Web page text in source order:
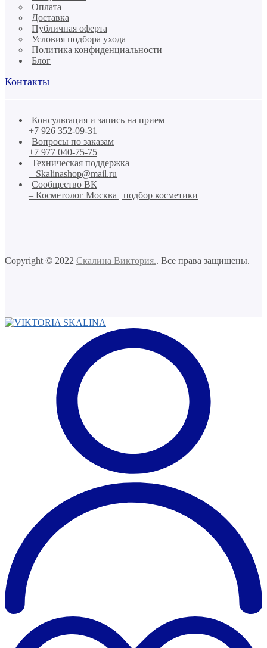
Оплата
Доставка
Публичная оферта
Условия подбора ухода
Политика конфиденциальности
Блог
Контакты
Консультация и запись на прием
+7 926 352-09-31
Вопросы по заказам
+7 977 040-75-75
Техническая поддержка
– Skalinashop@mail.ru
Сообщество ВК
– Косметолог Москва | подбор косметики
Copyright © 2022 Скалина Виктория.. Все права защищены.